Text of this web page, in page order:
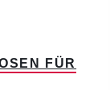
FÜR D